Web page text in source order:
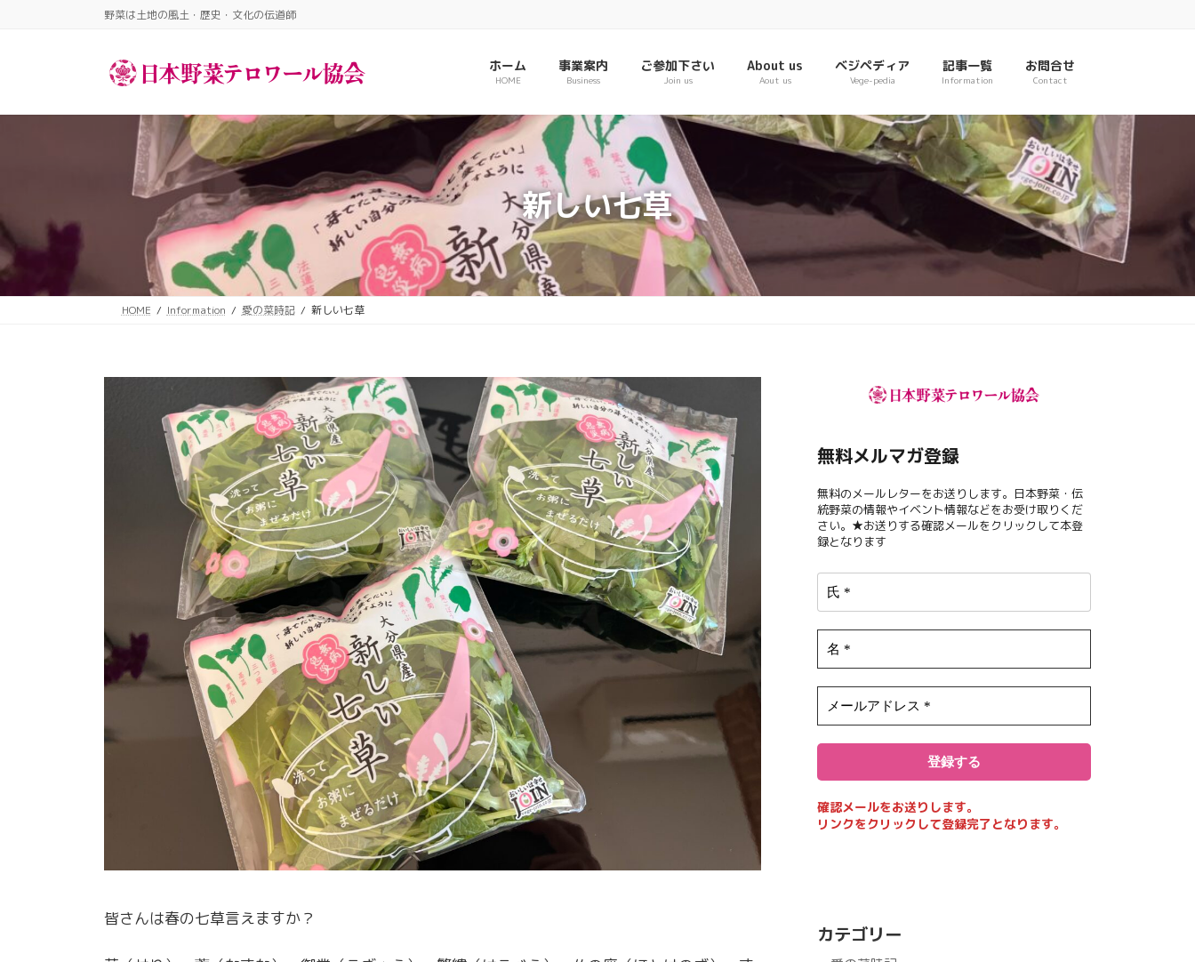
へ
ョ
野菜は土地の風土・歴史・文化の伝道師​
ホーム
HOME
事業案内
Business
ご参加下さい
Join us
About us
Aout us
ベジペディア
Vege-pedia
記事一覧
Information
お問合せ
Contact
新しい七草
HOME Information 愛の菜時記 新しい七草
皆さんは春の七草言えますか？
無料メルマガ登録
無料のメールレターをお送りします。日本野菜・伝
統野菜の情報やイベント情報などをお受け取りくだ
さい。★お送りする確認メールをクリックして本登
録となります
確認メールをお送りします。
リンクをクリックして登録完了となります。
カテゴリー